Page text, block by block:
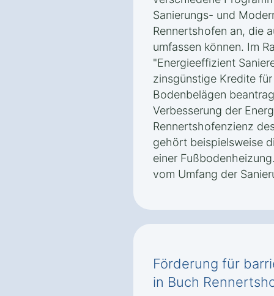
Sanierungs- und
Rennertshofen an, die
umfassen können. Im
"Energieeffizient
zinsgünstige Kredite
Bodenbelägen
Verbesserung der
Rennertshofenzienz
gehört beispielsweise
einer
vom Umfang der
Förderung für
in Buch